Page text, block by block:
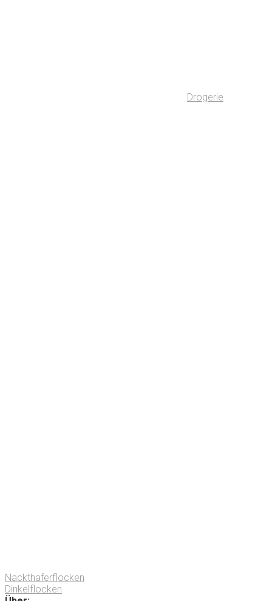
Drogerie
Nackthaferflocken
Dinkelflocken